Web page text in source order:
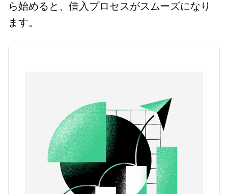
ら始めると、借入プロセスがスムーズになり
ます。